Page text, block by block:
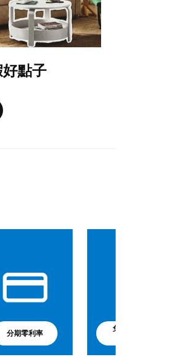
點子
分期零利率
免費嬰兒副食